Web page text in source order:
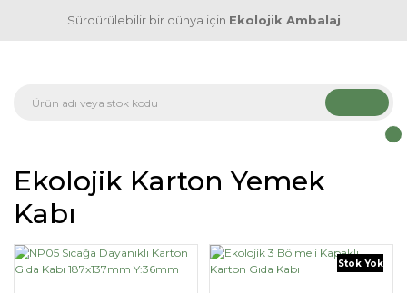
Sürdürülebilir bir dünya için Ekolojik Ambalaj
Ekolojik Karton Yemek
Kabı
Stok Yok